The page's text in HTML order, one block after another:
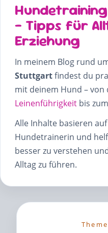
– Tipps für
Erziehung
In meinem Blog rund
Stuttgartfindest du
mit deinem Hund – von
Leinenführigkeit bis zum
Alle Inhalte basieren
Hundetrainerin und
besser zu verstehen
Alltag zu führen.